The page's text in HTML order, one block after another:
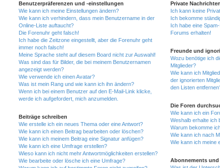
Benutzerpräferenzen und -einstellungen
Wie kann ich meine Einstellungen ändern?
Wie kann ich verhindern, dass mein Benutzername in der
Online-Liste auftaucht?
Die Forenuhr geht falsch!
Ich habe die Zeitzone eingestellt, aber die Forenuhr geht
immer noch falsch!
Meine Sprache steht auf diesem Board nicht zur Auswahl!
Was sind das für Bilder, die bei meinem Benutzernamen
angezeigt werden?
Wie verwende ich einen Avatar?
Was ist mein Rang und wie kann ich ihn ändern?
Wenn ich bei einem Benutzer auf den E-Mail-Link klicke,
werde ich aufgefordert, mich anzumelden.
Beiträge schreiben
Wie erstelle ich ein neues Thema oder eine Antwort?
Wie kann ich einen Beitrag bearbeiten oder löschen?
Wie kann ich meinem Beitrag eine Signatur anfügen?
Wie kann ich eine Umfrage erstellen?
Wieso kann ich nicht mehr Antwortmöglichkeiten erstellen?
Wie bearbeite oder lösche ich eine Umfrage?
Private
Ich kann keine
Ich bekomme
Ich habe eine
Forums erhalten!
Freunde und
Wozu benötige ich
Mitglieder?
Wie kann ich
der ignorierten
den Listen
Die Foren
Wie kann ich ein
Weshalb erhalte ich
Warum bekomme
Wie kann ich nach
Wie kann ich meine
Abonnements und